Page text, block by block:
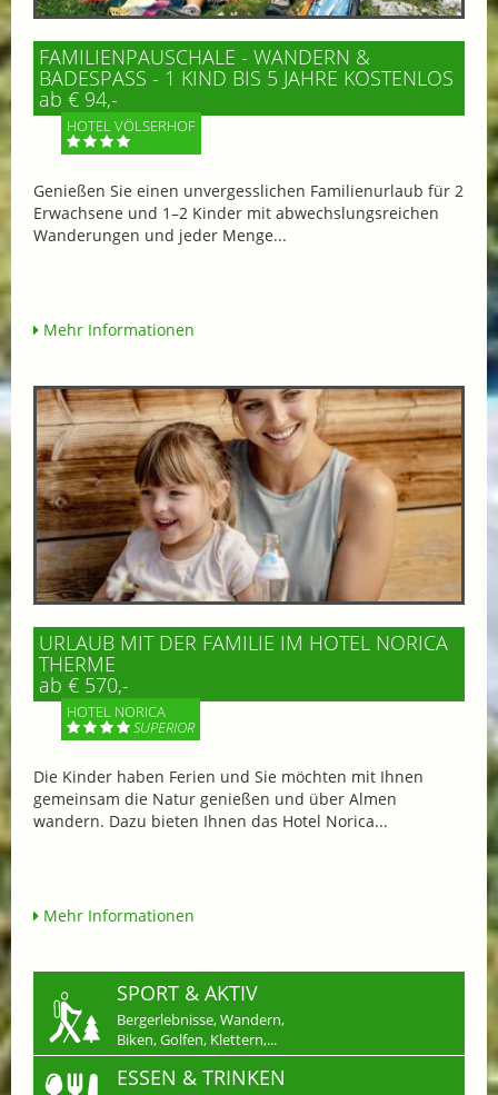
FAMILIENPAUSCHALE - WANDERN &
BADESPASS - 1 KIND BIS 5 JAHRE KOSTENLOS
ab € 94,-
HOTEL VÖLSERHOF
Genießen Sie einen unvergesslichen Familienurlaub für 2
Erwachsene und 1–2 Kinder mit abwechslungsreichen
Wanderungen und jeder Menge...
Mehr Informationen
URLAUB MIT DER FAMILIE IM HOTEL NORICA
THERME
ab € 570,-
HOTEL NORICA
SUPERIOR
Die Kinder haben Ferien und Sie möchten mit Ihnen
gemeinsam die Natur genießen und über Almen
wandern. Dazu bieten Ihnen das Hotel Norica...
Mehr Informationen
SPORT & AKTIV
Bergerlebnisse, Wandern,
Biken, Golfen, Klettern,...
ESSEN & TRINKEN